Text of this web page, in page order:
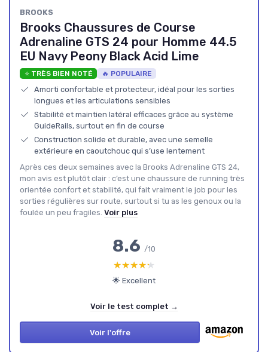
BROOKS
Brooks Chaussures de Course
Adrenaline GTS 24 pour Homme 44.5
EU Navy Peony Black Acid Lime
⭐ TRÈS BIEN NOTÉ 🔥 POPULAIRE
Amorti confortable et protecteur, idéal pour les sorties
longues et les articulations sensibles
Stabilité et maintien latéral efficaces grâce au système
GuideRails, surtout en fin de course
Construction solide et durable, avec une semelle
extérieure en caoutchouc qui s’use lentement
Après ces deux semaines avec la Brooks Adrenaline GTS 24,
mon avis est plutôt clair : c’est une chaussure de running très
orientée confort et stabilité, qui fait vraiment le job pour les
sorties régulières sur route, surtout si tu as les genoux ou la
foulée un peu fragiles. Voir plus
8.6 /10
★★★★★
★★★★★
🌟 Excellent
Voir le test complet →
Voir l'offre